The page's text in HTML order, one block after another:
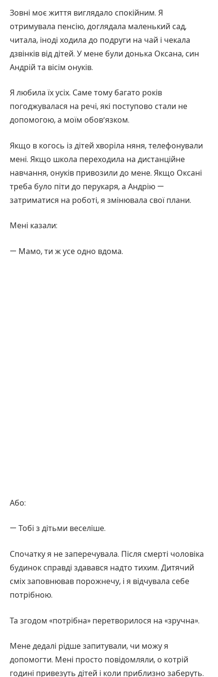
Зовні моє життя виглядало спокійним. Я
отримувала пенсію, доглядала маленький сад,
читала, іноді ходила до подруги на чай і чекала
дзвінків від дітей. У мене були донька Оксана, син
Андрій та вісім онуків.
Я любила їх усіх. Саме тому багато років
погоджувалася на речі, які поступово стали не
допомогою, а моїм обов’язком.
Якщо в когось із дітей хворіла няня, телефонували
мені. Якщо школа переходила на дистанційне
навчання, онуків привозили до мене. Якщо Оксані
треба було піти до перукаря, а Андрію —
затриматися на роботі, я змінювала свої плани.
Мені казали:
— Мамо, ти ж усе одно вдома.
Або:
— Тобі з дітьми веселіше.
Спочатку я не заперечувала. Після смерті чоловіка
будинок справді здавався надто тихим. Дитячий
сміх заповнював порожнечу, і я відчувала себе
потрібною.
Та згодом «потрібна» перетворилося на «зручна».
Мене дедалі рідше запитували, чи можу я
допомогти. Мені просто повідомляли, о котрій
годині привезуть дітей і коли приблизно заберуть.